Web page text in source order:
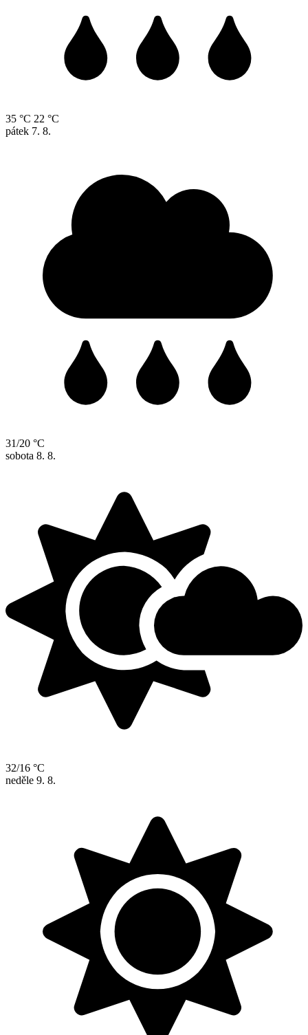
35 °C 22 °C
pátek 7. 8.
31/20 °C
sobota 8. 8.
32/16 °C
neděle 9. 8.